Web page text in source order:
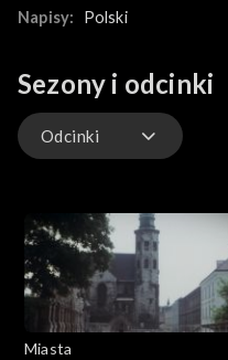
letnim. Janusz Kowalski -
Smolana - rzeźbiarz,
Jego opowieść o
Bergera koresponduje z
drzew w mieście.
Napisy: Polski
Sezony i odcinki
Odcinki
Miasta